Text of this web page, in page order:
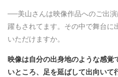
──美山さんは映像作品へのご出
躍もされてます。その中で舞台に
いただけますか。
映像は自分の出身地のような感覚
いところ、足を延ばして出向いて